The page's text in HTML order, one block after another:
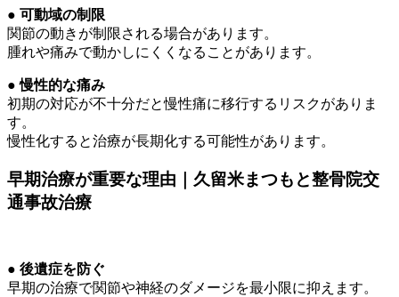
● 可動域の制限
関節の動きが制限される場合があります。
腫れや痛みで動かしにくくなることがあります。
● 慢性的な痛み
初期の対応が不十分だと慢性痛に移行するリスクがありま
す。
慢性化すると治療が長期化する可能性があります。
早期治療が重要な理由｜久留米まつもと整骨院交
通事故治療
● 後遺症を防ぐ
早期の治療で関節や神経のダメージを最小限に抑えます。